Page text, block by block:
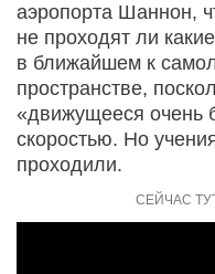
аэропорта Шаннон,
не проходят ли
в ближайшем к
пространстве,
«движущееся очень
скоростью. Но
проходили.